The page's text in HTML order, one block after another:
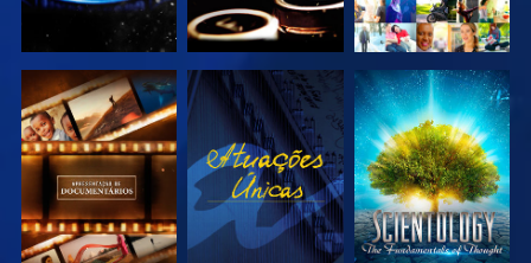
EXPLORAR A
SÉRIE
VER
EXPLORAR A
SÉRIE